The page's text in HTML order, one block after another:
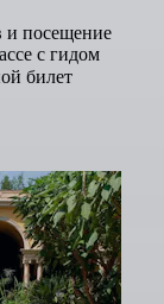
и посещение
с гидом
билет